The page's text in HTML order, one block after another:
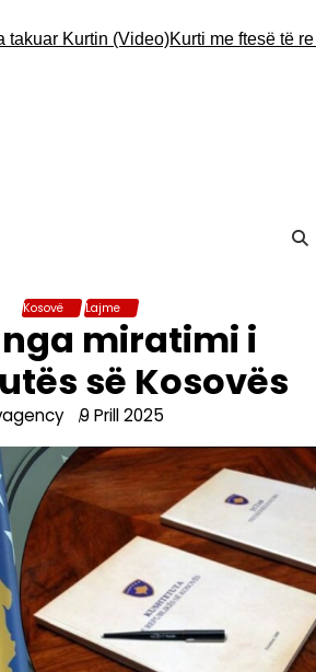
Kurtin (Video)Kurti me ftesë të re për
Kosovë Lajme
nga miratimi i
së Kosovës
9 Prill 2025